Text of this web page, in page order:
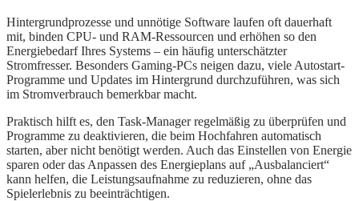
Hintergrundprozesse und unnötige Software laufen oft dauerhaft
mit, binden CPU- und RAM-Ressourcen und erhöhen so den
Energiebedarf Ihres Systems – ein häufig unterschätzter
Stromfresser. Besonders Gaming-PCs neigen dazu, viele Autostart-
Programme und Updates im Hintergrund durchzuführen, was sich
im Stromverbrauch bemerkbar macht.
Praktisch hilft es, den Task-Manager regelmäßig zu überprüfen und
Programme zu deaktivieren, die beim Hochfahren automatisch
starten, aber nicht benötigt werden. Auch das Einstellen von Energie
sparen oder das Anpassen des Energieplans auf „Ausbalanciert“
kann helfen, die Leistungsaufnahme zu reduzieren, ohne das
Spielerlebnis zu beeinträchtigen.